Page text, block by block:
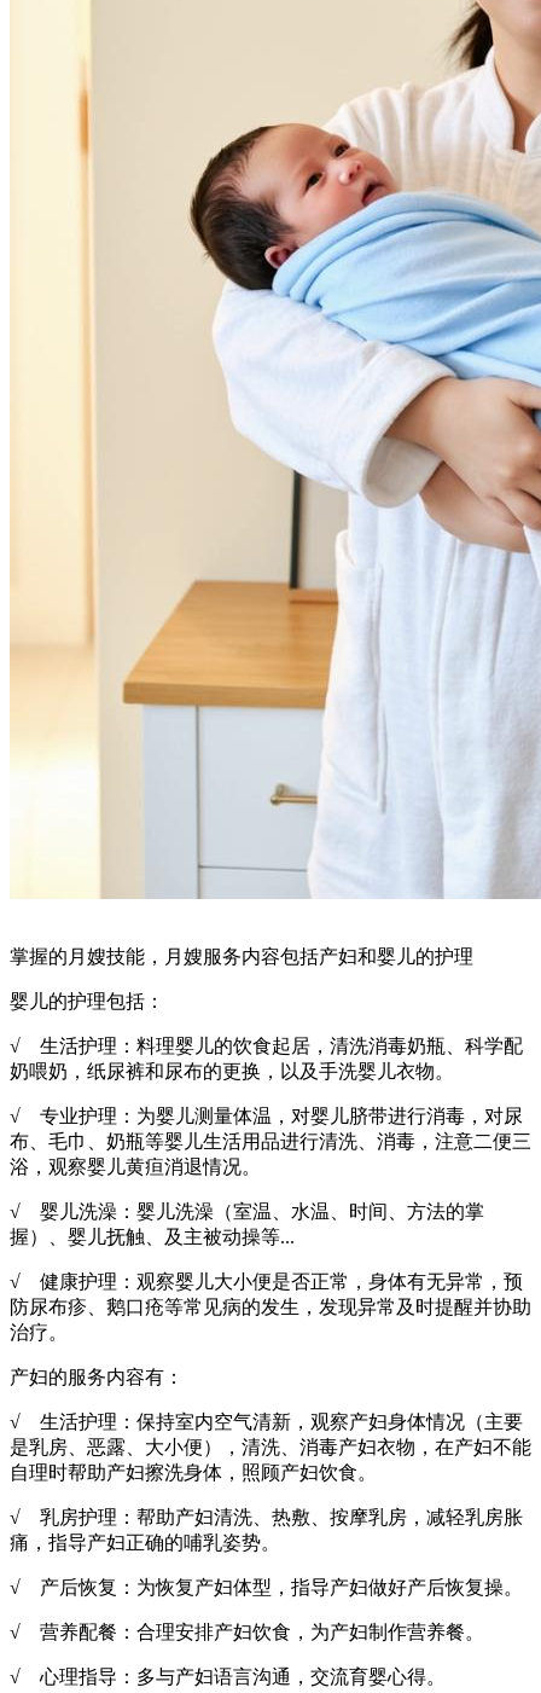
掌握的月嫂技能，月嫂服务内容包括产妇和婴儿的护理
婴儿的护理包括：
√ 生活护理：料理婴儿的饮食起居，清洗消毒奶瓶、科学配
奶喂奶，纸尿裤和尿布的更换，以及手洗婴儿衣物。
√ 专业护理：为婴儿测量体温，对婴儿脐带进行消毒，对尿
布、毛巾、奶瓶等婴儿生活用品进行清洗、消毒，注意二便三
浴，观察婴儿黄疸消退情况。
√ 婴儿洗澡：婴儿洗澡（室温、水温、时间、方法的掌
握）、婴儿抚触、及主被动操等...
√ 健康护理：观察婴儿大小便是否正常，身体有无异常，预
防尿布疹、鹅口疮等常见病的发生，发现异常及时提醒并协助
治疗。
产妇的服务内容有：
√ 生活护理：保持室内空气清新，观察产妇身体情况（主要
是乳房、恶露、大小便），清洗、消毒产妇衣物，在产妇不能
自理时帮助产妇擦洗身体，照顾产妇饮食。
√ 乳房护理：帮助产妇清洗、热敷、按摩乳房，减轻乳房胀
痛，指导产妇正确的哺乳姿势。
√ 产后恢复：为恢复产妇体型，指导产妇做好产后恢复操。
√ 营养配餐：合理安排产妇饮食，为产妇制作营养餐。
√ 心理指导：多与产妇语言沟通，交流育婴心得。